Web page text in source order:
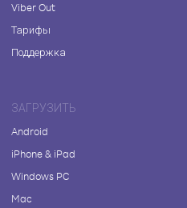
Viber Out
Тарифы
Поддержка
ЗАГРУЗИТЬ
Android
iPhone & iPad
Windows PC
Mac